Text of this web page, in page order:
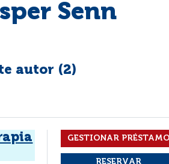
Senn
autor (2)